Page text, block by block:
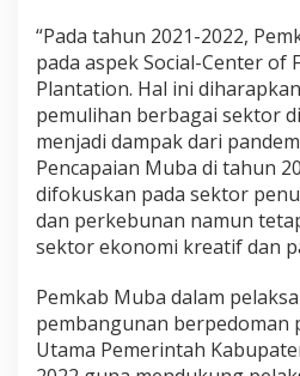
“Pada tahun 2021-2022,
pada aspek Social-Center of
Plantation. Hal ini
pemulihan berbagai sektor
menjadi dampak dari
Pencapaian Muba di tahun
difokuskan pada sektor
dan perkebunan namun
sektor ekonomi kreatif dan
Pemkab Muba dalam
pembangunan berpedoman
Utama Pemerintah